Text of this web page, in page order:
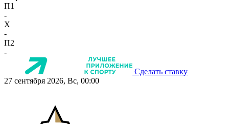
П1
-
X
-
П2
-
Сделать ставку
27 сентября 2026, Вс, 00:00